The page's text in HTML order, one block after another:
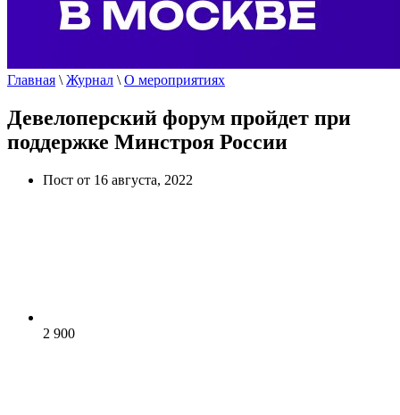
Главная \ Журнал \ О мероприятиях
Девелоперский форум пройдет при
поддержке Минстроя России
Пост от 16 августа, 2022
2 900